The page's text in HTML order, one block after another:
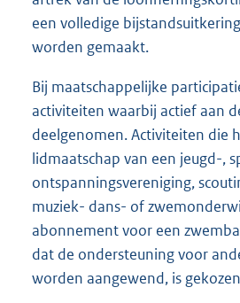
een volledige
worden gemaakt.
Bij maatschappelijke
activiteiten waarbij actief aan
deelgenomen. Activiteiten die
lidmaatschap van een jeugd-,
ontspanningsvereniging,
muziek- dans- of
abonnement voor een
dat de ondersteuning voor
worden aangewend, is